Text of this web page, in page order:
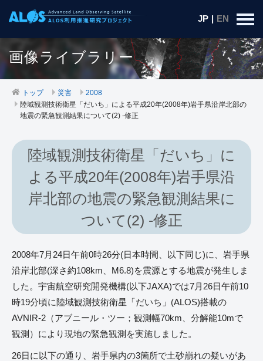
JP | EN
画像ライブラリー
トップ 災害
2008
陸域観測技術衛星「だいち」による平成20年(2008年)岩手県沿岸北部の
地震の緊急観測結果について(2) -修正
陸域観測技術衛星「だいち」に
よる平成20年(2008年)岩手県沿
岸北部の地震の緊急観測結果に
ついて(2) -修正
2008年7月24日午前0時26分(日本時間、以下同じ)に、岩手県
沿岸北部(深さ約108km、M6.8)を震源とする地震が発生しま
した。宇宙航空研究開発機構(以下JAXA)では7月26日午前10
時19分頃に陸域観測技術衛星「だいち」(ALOS)搭載の
AVNIR-2（アブニール・ツー；観測幅70km、分解能10mで
観測）により現地の緊急観測を実施しました。
26日に以下の通り、岩手県内の3箇所で土砂崩れの疑いがあ